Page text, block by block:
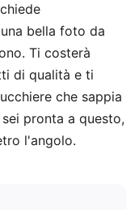
bella foto da
Ti costerà
di qualità e ti
che sappia
pronta a questo,
l'angolo.